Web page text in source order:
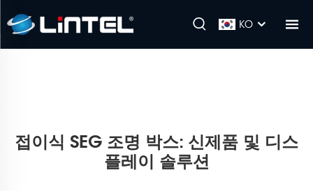
KO
접이식 SEG 조명 박스: 신제품 및 디스
플레이 솔루션